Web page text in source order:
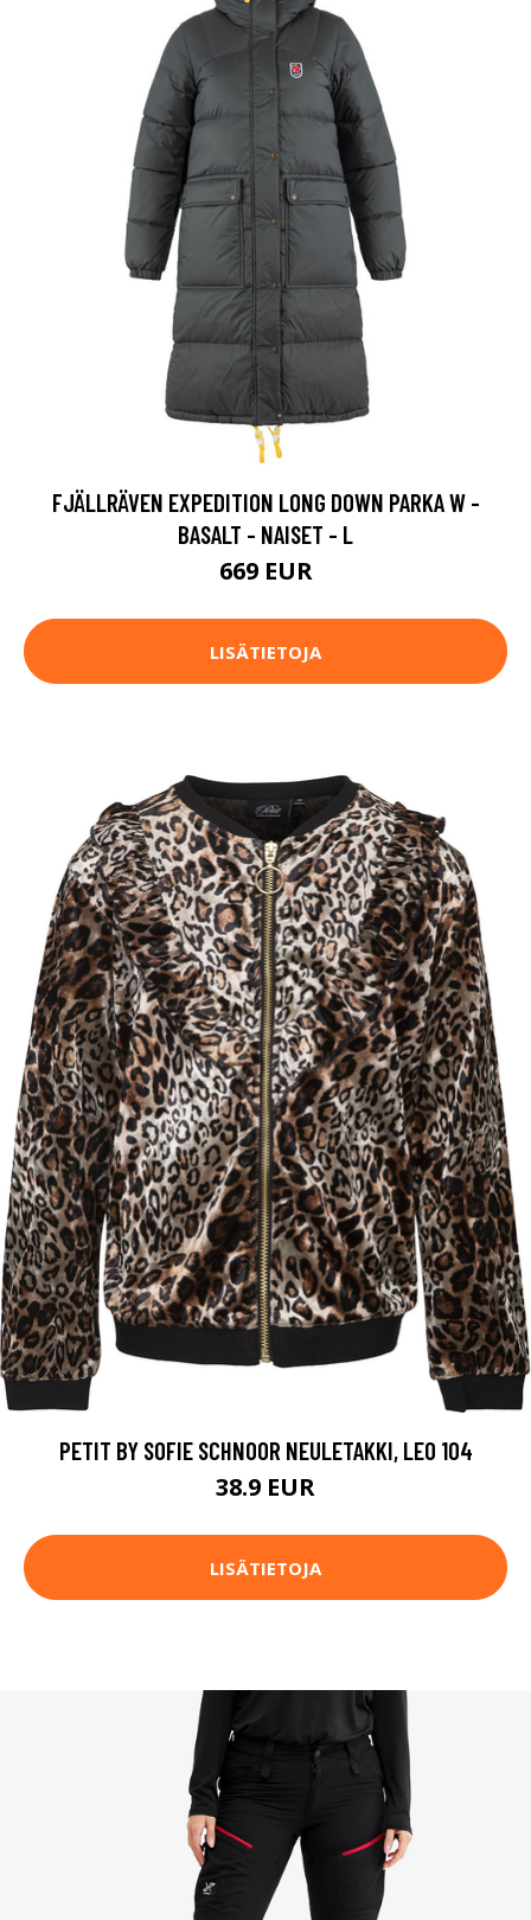
FJÄLLRÄVEN EXPEDITION LONG DOWN PARKA W -
BASALT - NAISET - L
669 EUR
LISÄTIETOJA
PETIT BY SOFIE SCHNOOR NEULETAKKI, LEO 104
38.9 EUR
LISÄTIETOJA